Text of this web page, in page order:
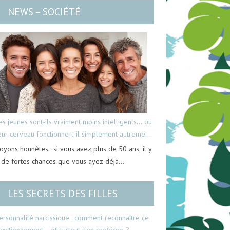
NEWS – SOCIÉTÉ
jeunes sont-ils vraiment moins intelligents… ou
cerveau fonctionne-t-il simplement autrement
honnêtes : si vous avez plus de 50 ans, il y
de fortes chances que vous ayez déjà…
LES SECRETS DES FILLES
narcissique : comment reconnaître ce